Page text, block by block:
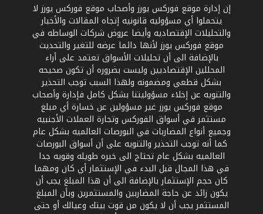
إن إدارة موقع فوركس يورز وأصحاب موقع فوركس يورز لا
يتحملوا أي مسؤوليه قانونيه إتجاه المقالات والأخبار
والتحليلات الإقتصاديه وأيضا عروض شركات الوساطه في
موقع فوركس يورز لأنها دائما عرضه للتغير والتحديث
بالإضافة الى أن تحليلات الأسواق تعتمد على أراء
المحللين الإقتصاديين وليست بضروره أن تكون صحيحه
بشكل قطعي ومضمونه ولهذا السبب توجب التحذير
والتنويه عن إخلاء مسؤوليتنا بشكل كامل فإدارة وأصحاب
موقع فوركس يورز غير مسؤولين عن خسارة أي مبلغ
مستثمر في أسواق الفوركس وتجارة العملات الأجنبيه
وجميع أنواع المضاربات في البورصات العالميه بشكل عام
كما أنه توجب التحذير والتنويه على أن أسواق البورصات
العالميه بشكل عام تحتاج الى خبره طويله وقويه جدا
في هذا المجال قبل البدء في الإستثمار أي كان ومهما
كان حجم الإستثمار بالإضافة الى أن هذا المبلغ يجب أن
يكون زائد عن حاجة المضاربين والمستثمرين وبأن المبلغ
المستثمر يجب أن لا يكون من قوت بيتك وعيالك أو حتى